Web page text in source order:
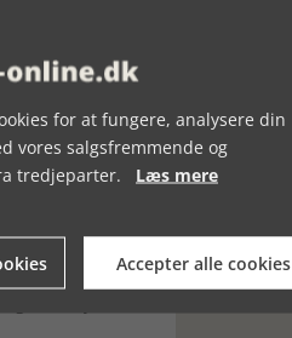
ind i himlen. I
At det er tilfældet,
præsenteret for
ny
er mere
fra
der
om, at
også, at den
der sikrer, at
bliver
den nye
for at fungere, analysere din
vores salgsfremmende og
tredjeparter. Læs mere
Accepter alle cookies